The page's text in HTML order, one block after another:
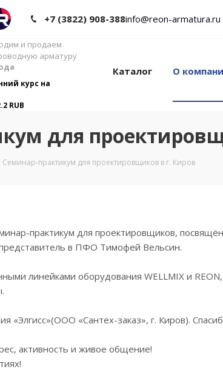
+7 (3822) 908-388info@reon-armatura.ru
и продаем
арматуру
курс на
RUB
Каталог О
для
Семинар-практикум для проектировщиков в г. Киров
практикум для проектировщиков,
в ПФО Тимофей Вельсин.
линейками оборудования WELLMIX и
«Элгисс»(ООО «Сантех-заказ», г. Киров).
активность и живое общение!